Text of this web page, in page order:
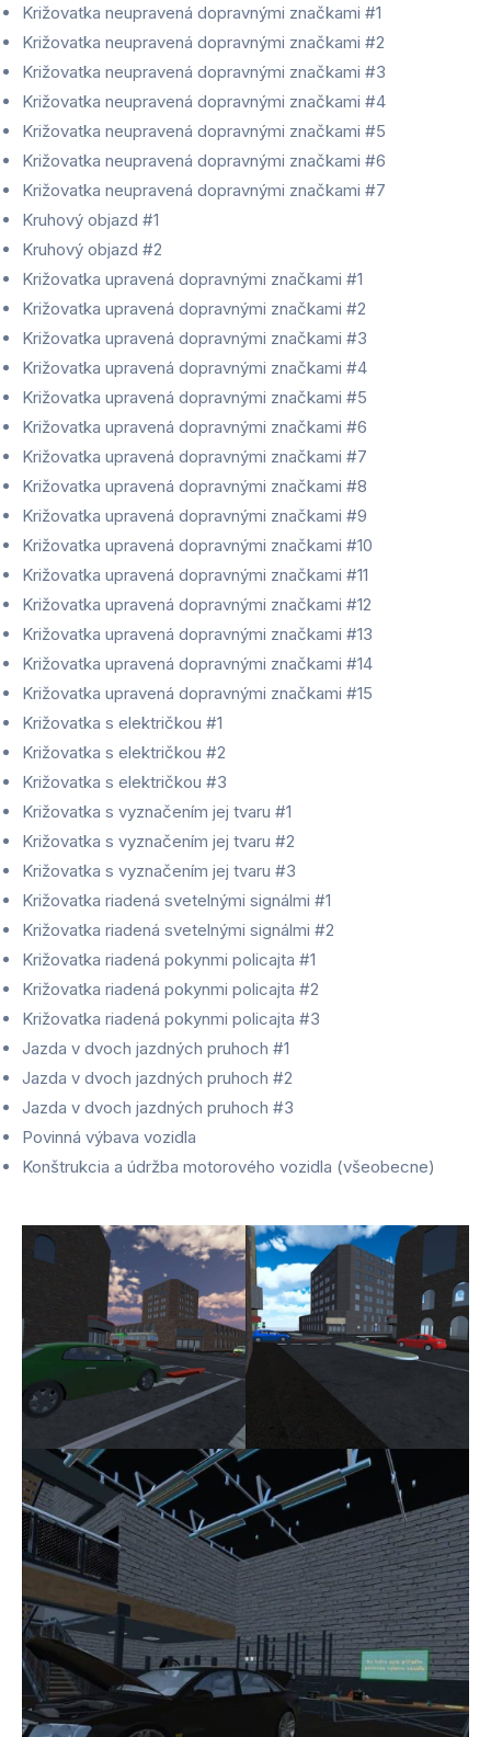
Križovatka neupravená dopravnými značkami #1
Križovatka neupravená dopravnými značkami #2
Križovatka neupravená dopravnými značkami #3
Križovatka neupravená dopravnými značkami #4
Križovatka neupravená dopravnými značkami #5
Križovatka neupravená dopravnými značkami #6
Križovatka neupravená dopravnými značkami #7
Kruhový objazd #1
Kruhový objazd #2
Križovatka upravená dopravnými značkami #1
Križovatka upravená dopravnými značkami #2
Križovatka upravená dopravnými značkami #3
Križovatka upravená dopravnými značkami #4
Križovatka upravená dopravnými značkami #5
Križovatka upravená dopravnými značkami #6
Križovatka upravená dopravnými značkami #7
Križovatka upravená dopravnými značkami #8
Križovatka upravená dopravnými značkami #9
Križovatka upravená dopravnými značkami #10
Križovatka upravená dopravnými značkami #11
Križovatka upravená dopravnými značkami #12
Križovatka upravená dopravnými značkami #13
Križovatka upravená dopravnými značkami #14
Križovatka upravená dopravnými značkami #15
Križovatka s električkou #1
Križovatka s električkou #2
Križovatka s električkou #3
Križovatka s vyznačením jej tvaru #1
Križovatka s vyznačením jej tvaru #2
Križovatka s vyznačením jej tvaru #3
Križovatka riadená svetelnými signálmi #1
Križovatka riadená svetelnými signálmi #2
Križovatka riadená pokynmi policajta #1
Križovatka riadená pokynmi policajta #2
Križovatka riadená pokynmi policajta #3
Jazda v dvoch jazdných pruhoch #1
Jazda v dvoch jazdných pruhoch #2
Jazda v dvoch jazdných pruhoch #3
Povinná výbava vozidla
Konštrukcia a údržba motorového vozidla (všeobecne)